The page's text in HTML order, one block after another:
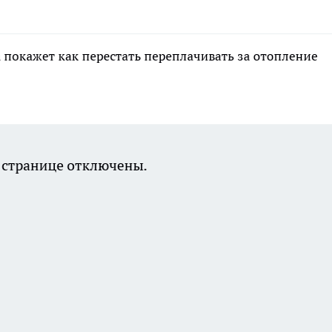
как перестать переплачивать за отопление
отключены.